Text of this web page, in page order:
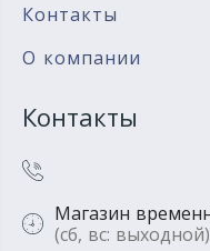
Контакты
О компании
Контакты
Магазин
(сб, вс: выходной)